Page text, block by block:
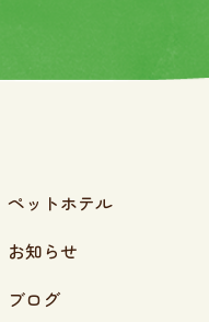
ペットホテル
お知らせ
ブログ